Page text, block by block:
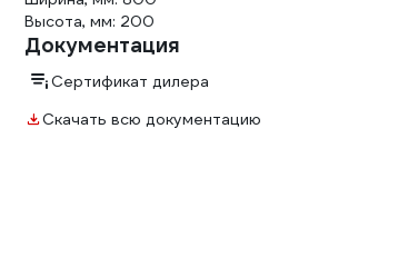
Высота, мм: 200
Документация
Сертификат дилера
Скачать всю документацию